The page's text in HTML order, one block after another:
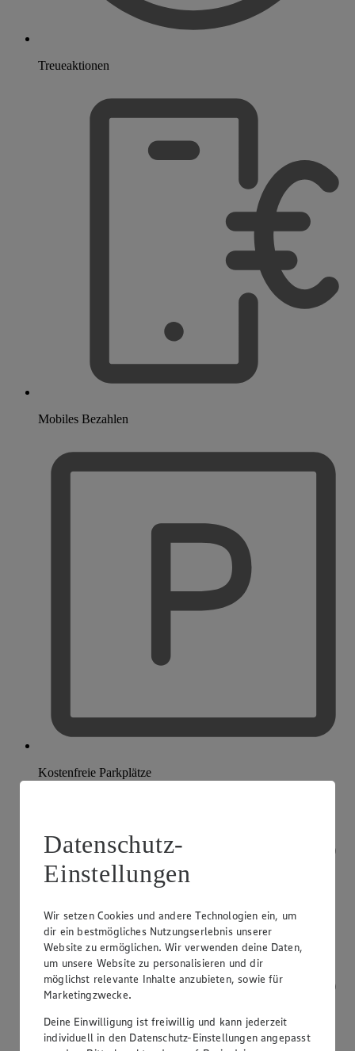
Treueaktionen
Mobiles Bezahlen
Kostenfreie Parkplätze
Datenschutz-
Einstellungen
Wir setzen Cookies und andere Technologien ein, um
dir ein bestmögliches Nutzungserlebnis unserer
Website zu ermöglichen. Wir verwenden deine Daten,
um unsere Website zu personalisieren und dir
möglichst relevante Inhalte anzubieten, sowie für
Marketingzwecke.
Deine Einwilligung ist freiwillig und kann jederzeit
individuell in den Datenschutz-Einstellungen angepasst